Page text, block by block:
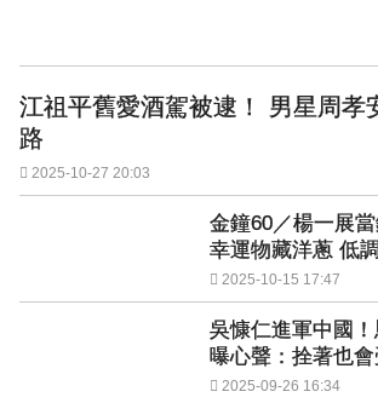
江祖平舊愛酒駕被逮！ 男星周孝
路
2025-10-27 20:03
金鐘60／楊一展
幸運物藏洋蔥 低
2025-10-15 17:47
吳慷仁進軍中國
曝心聲：拴著也會
2025-09-26 16:34